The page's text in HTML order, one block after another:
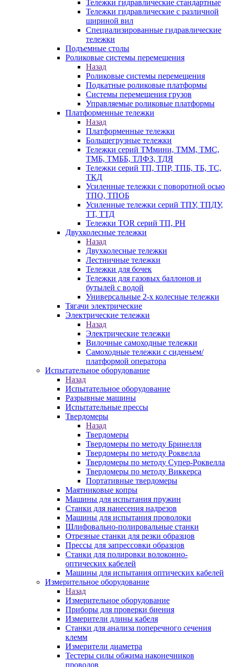
Тележки гидравлические стандартные
Тележки гидравлические с различной
шириной вил
Специализированные гидравлические
тележки
Подъемные столы
Роликовые системы перемещения
Назад
Роликовые системы перемещения
Подкатные роликовые платформы
Системы перемещения грузов
Управляемые роликовые платформы
Платформенные тележки
Назад
Платформенные тележки
Большегрузные тележки
Тележки серий ТМмини, ТММ, ТМС,
ТМБ, ТМББ, ТЛФЗ, ТДЯ
Тележки серий ТП, ТПР, ТПБ, ТБ, ТС,
ТКД
Усиленные тележки с поворотной осью
ТПО, ТПОБ
Усиленные тележки серий ТПУ, ТПДУ,
ТТ, ТТД
Тележки TOR серий ТП, PH
Двухколесные тележки
Назад
Двухколесные тележки
Лестничные тележки
Тележки для бочек
Тележки для газовых баллонов и
бутылей с водой
Универсальные 2-х колесные тележки
Тягачи электрические
Электрические тележки
Назад
Электрические тележки
Вилочные самоходные тележки
Самоходные тележки с сиденьем/
платформой оператора
Испытательное оборудование
Назад
Испытательное оборудование
Разрывные машины
Испытательные прессы
Твердомеры
Назад
Твердомеры
Твердомеры по методу Бринелля
Твердомеры по методу Роквелла
Твердомеры по методу Супер-Роквелла
Твердомеры по методу Виккерса
Портативные твердомеры
Маятниковые копры
Машины для испытания пружин
Станки для нанесения надрезов
Машины для испытания проволоки
Шлифовально-полировальные станки
Отрезные станки для резки образцов
Прессы для запрессовки образцов
Станки для полировки волоконно-
оптических кабелей
Машины для испытания оптических кабелей
Измерительное оборудование
Назад
Измерительное оборудование
Приборы для проверки биения
Измерители длины кабеля
Станки для анализа поперечного сечения
клемм
Измерители диаметра
Тестеры силы обжима наконечников
проводов